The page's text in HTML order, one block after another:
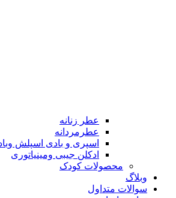
عطر زنانه
عطرمردانه
اسپری و بادی اسپلش
ادکلن جیبی ومینیاتوری
محصولات کودک
وبلاگ
سوالات متداول